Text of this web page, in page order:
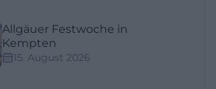
Allgäuer Festwoche in
Kempten
15. August 2026